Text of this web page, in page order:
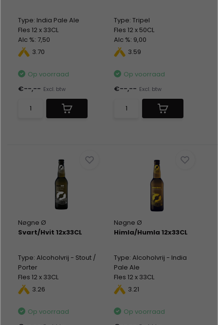
Type: India Pale Ale
Fles 12 x 33CL
Alc %: 7,50
3.70
Op voorraad
€--,-- Excl. btw
Type: Tripel
Fles 12 x 50CL
Alc %: 9,00
3.59
Op voorraad
€--,-- Excl. btw
Nøgne Ø
Svart/Hvit 12x33CL
Type: Alcoholvrij - Stout /
Porter
Fles 12 x 33CL
Alc %: 0,00
3.26
Op voorraad
Nøgne Ø
Himla/Humla 12x33CL
Type: Alcoholvrij - India
Pale Ale
Fles 12 x 33CL
Alc %: 0,00
3.21
Op voorraad